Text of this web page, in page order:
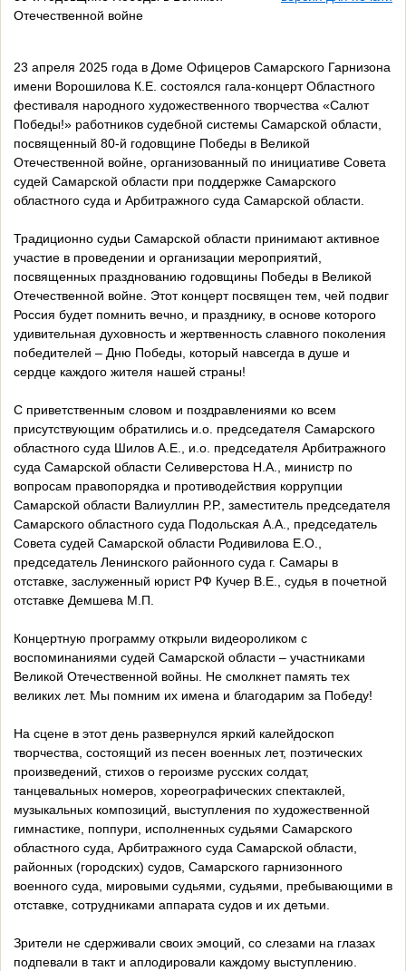
Отечественной войне
23 апреля 2025 года в Доме Офицеров Самарского Гарнизона
имени Ворошилова К.Е. состоялся гала-концерт Областного
фестиваля народного художественного творчества «Салют
Победы!» работников судебной системы Самарской области,
посвященный 80-й годовщине Победы в Великой
Отечественной войне, организованный по инициативе Совета
судей Самарской области при поддержке Самарского
областного суда и Арбитражного суда Самарской области.
Традиционно судьи Самарской области принимают активное
участие в проведении и организации мероприятий,
посвященных празднованию годовщины Победы в Великой
Отечественной войне. Этот концерт посвящен тем, чей подвиг
Россия будет помнить вечно, и празднику, в основе которого
удивительная духовность и жертвенность славного поколения
победителей – Дню Победы, который навсегда в душе и
сердце каждого жителя нашей страны!
С приветственным словом и поздравлениями ко всем
присутствующим обратились и.о. председателя Самарского
областного суда Шилов А.Е., и.о. председателя Арбитражного
суда Самарской области Селиверстова Н.А., министр по
вопросам правопорядка и противодействия коррупции
Самарской области Валиуллин Р.Р., заместитель председателя
Самарского областного суда Подольская А.А., председатель
Совета судей Самарской области Родивилова Е.О.,
председатель Ленинского районного суда г. Самары в
отставке, заслуженный юрист РФ Кучер В.Е., судья в почетной
отставке Демшева М.П.
Концертную программу открыли видеороликом с
воспоминаниями судей Самарской области – участниками
Великой Отечественной войны. Не смолкнет память тех
великих лет. Мы помним их имена и благодарим за Победу!
На сцене в этот день развернулся яркий калейдоскоп
творчества, состоящий из песен военных лет, поэтических
произведений, стихов о героизме русских солдат,
танцевальных номеров, хореографических спектаклей,
музыкальных композиций, выступления по художественной
гимнастике, поппури, исполненных судьями Самарского
областного суда, Арбитражного суда Самарской области,
районных (городских) судов, Самарского гарнизонного
военного суда, мировыми судьями, судьями, пребывающими в
отставке, сотрудниками аппарата судов и их детьми.
Зрители не сдерживали своих эмоций, со слезами на глазах
подпевали в такт и аплодировали каждому выступлению.